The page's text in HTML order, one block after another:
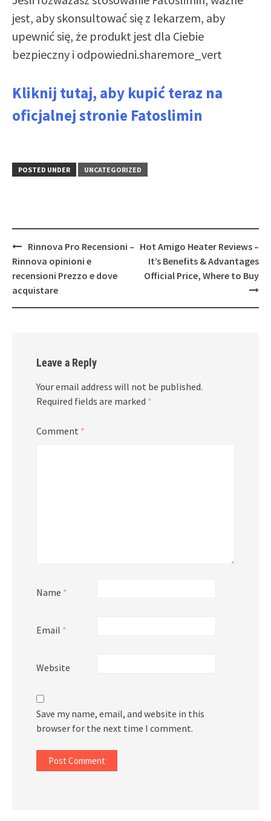
jest, aby skonsultować się z lekarzem, aby
upewnić się, że produkt jest dla Ciebie
bezpieczny i odpowiedni.sharemore_vert
Kliknij tutaj, aby kupić teraz na
oficjalnej stronie Fatoslimin
POSTED UNDER UNCATEGORIZED
Post
navigation
Rinnova Pro Recensioni –
Rinnova opinioni e
recensioni Prezzo e dove
acquistare
Hot Amigo Heater Reviews –
It’s Benefits & Advantages
Official Price, Where to Buy
Leave a Reply
Your email address will not be published.
Required fields are marked *
Comment *
Name *
Email *
Website
Save my name, email, and website in this
browser for the next time I comment.